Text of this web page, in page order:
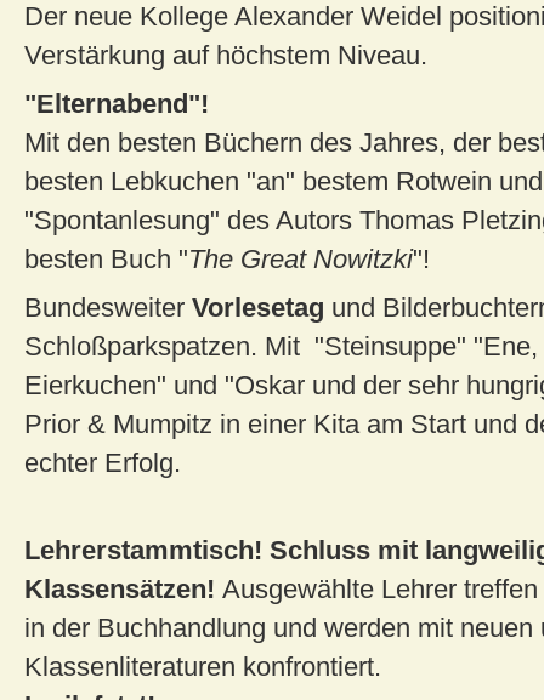
Der neue Kollege Alexander Weidel
Verstärkung auf höchstem Niveau.
"Elternabend"!
Mit den besten Büchern des Jahres, der
besten Lebkuchen "an" bestem Rotwein
"Spontanlesung" des Autors Thomas
besten Buch "The Great Nowitzki"!
Bundesweiter Vorlesetag und
Schloßparkspatzen. Mit "Steinsuppe" "Ene,
Eierkuchen" und "Oskar und der sehr
Prior & Mumpitz in einer Kita am Start und
echter Erfolg.
Lehrerstammtisch! Schluss mit
Klassensätzen! Ausgewählte Lehrer
in der Buchhandlung und werden mit neuen
Klassenliteraturen konfrontiert.